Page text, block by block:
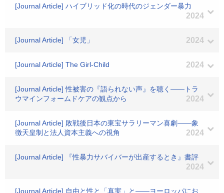
[Journal Article] ハイブリッド化の時代のジェンダー暴力
2024
[Journal Article] 「女児」 2024
[Journal Article] The Girl-Child 2024
[Journal Article] 性被害の『語られない声』を聴く――トラ
ウマインフォームドケアの観点から
2024
[Journal Article] 敗戦後日本の東宝サラリーマン喜劇――象
徴天皇制と法人資本主義への視角
2024
[Journal Article] 『性暴力サバイバーが出産するとき』書評
2024
[Journal Article] 自由と性と「真実」と――ヨーロッパにお